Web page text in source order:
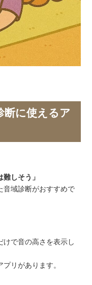
断に使えるア
しそう」
音域診断がおすすめで
けで音の高さを表示し
リがあります。